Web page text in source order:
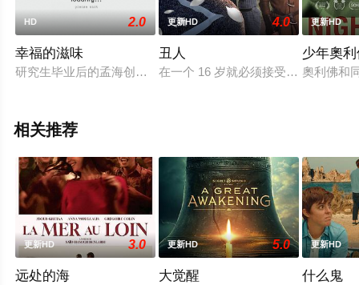
HD 2.0
幸福的滋味
研究生毕业后的孟海创业失败，沮丧地回到幸福村，隐瞒了自
更新HD 4.0
丑人
在一个 16 岁就必须接受整容手术的
更新HD
少年奧
奧利佛和
相关推荐
更新HD 3.0
远处的海
更新HD 5.0
大觉醒
更新HD
什么鬼